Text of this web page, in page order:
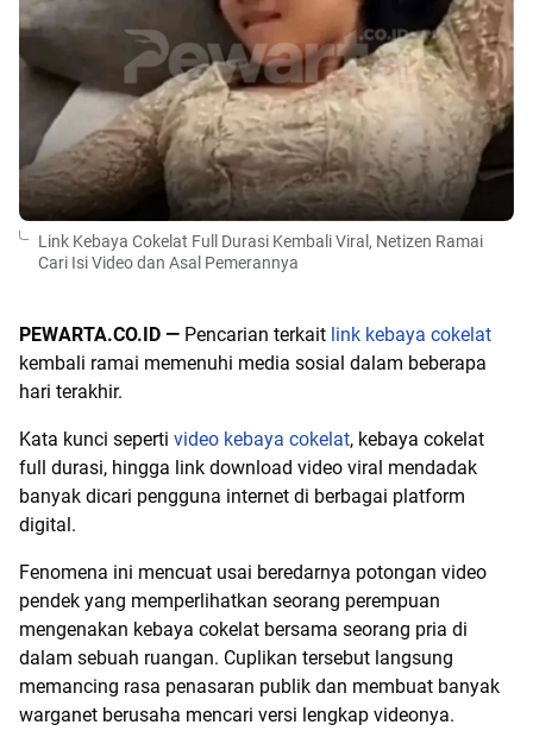
Link Kebaya Cokelat Full Durasi Kembali Viral, Netizen Ramai
Cari Isi Video dan Asal Pemerannya
PEWARTA.CO.ID — Pencarian terkait link kebaya cokelat
kembali ramai memenuhi media sosial dalam beberapa
hari terakhir.
Kata kunci seperti video kebaya cokelat, kebaya cokelat
full durasi, hingga link download video viral mendadak
banyak dicari pengguna internet di berbagai platform
digital.
Fenomena ini mencuat usai beredarnya potongan video
pendek yang memperlihatkan seorang perempuan
mengenakan kebaya cokelat bersama seorang pria di
dalam sebuah ruangan. Cuplikan tersebut langsung
memancing rasa penasaran publik dan membuat banyak
warganet berusaha mencari versi lengkap videonya.